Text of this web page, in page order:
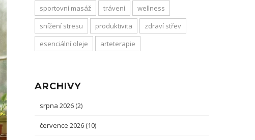
sportovní masáž
trávení
wellness
snížení stresu
produktivita
zdraví střev
esenciální oleje
arteterapie
ARCHIVY
srpna 2026 (2)
července 2026 (10)